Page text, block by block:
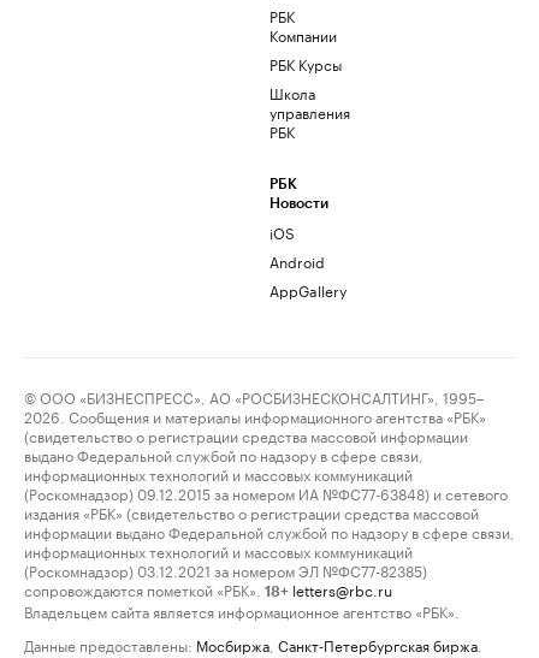
РБК
Компании
РБК Курсы
Школа
управления
РБК
РБК
Новости
iOS
Android
AppGallery
© ООО «БИЗНЕСПРЕСС», АО «РОСБИЗНЕСКОНСАЛТИНГ», 1995–
2026. Сообщения и материалы информационного агентства «РБК»
(свидетельство о регистрации средства массовой информации
выдано Федеральной службой по надзору в сфере связи,
информационных технологий и массовых коммуникаций
(Роскомнадзор) 09.12.2015 за номером ИА №ФС77-63848) и сетевого
издания «РБК» (свидетельство о регистрации средства массовой
информации выдано Федеральной службой по надзору в сфере связи,
информационных технологий и массовых коммуникаций
(Роскомнадзор) 03.12.2021 за номером ЭЛ №ФС77-82385)
сопровождаются пометкой «РБК».
18+ letters@rbc.ru
Владельцем сайта является информационное агентство «РБК».
Данные предоставлены: Мосбиржа Санкт-Петербургская биржа